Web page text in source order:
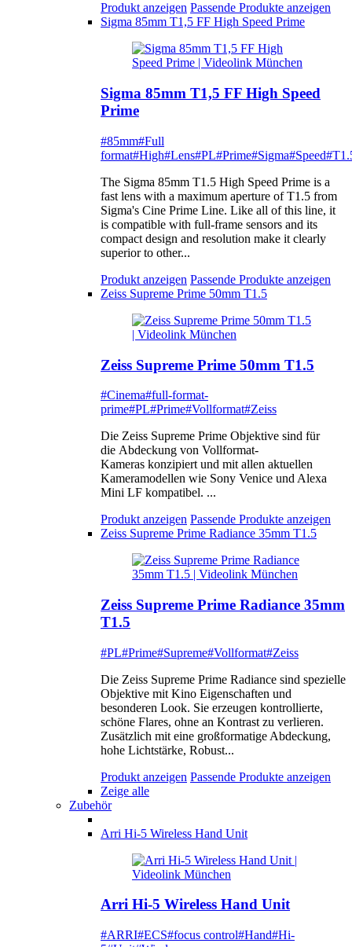
Produkt anzeigen Passende Produkte anzeigen
Sigma 85mm T1,5 FF High Speed Prime
Sigma 85mm T1,5 FF High Speed
Prime
#85mm#Full
format#High#Lens#PL#Prime#Sigma#Speed
The Sigma 85mm T1.5 High Speed Prime is a
fast lens with a maximum aperture of T1.5 from
Sigma's Cine Prime Line. Like all of this line, it
is compatible with full-frame sensors and its
compact design and resolution make it clearly
superior to other...
Produkt anzeigen Passende Produkte anzeigen
Zeiss Supreme Prime 50mm T1.5
Zeiss Supreme Prime 50mm T1.5
#Cinema#full-format-
prime#PL#Prime#Vollformat#Zeiss
Die Zeiss Supreme Prime Objektive sind für
die Abdeckung von Vollformat-
Kameras konzipiert und mit allen aktuellen
Kameramodellen wie Sony Venice und Alexa
Mini LF kompatibel. ...
Produkt anzeigen Passende Produkte anzeigen
Zeiss Supreme Prime Radiance 35mm T1.5
Zeiss Supreme Prime Radiance 35mm
T1.5
#PL#Prime#Supreme#Vollformat#Zeiss
Die Zeiss Supreme Prime Radiance sind spezielle
Objektive mit Kino Eigenschaften und
besonderen Look. Sie erzeugen kontrollierte,
schöne Flares, ohne an Kontrast zu verlieren.
Zusätzlich mit eine großformatige Abdeckung,
hohe Lichtstärke, Robust...
Produkt anzeigen Passende Produkte anzeigen
Zeige alle
Zubehör
Arri Hi-5 Wireless Hand Unit
Arri Hi-5 Wireless Hand Unit
#ARRI#ECS#focus control#Hand#Hi-